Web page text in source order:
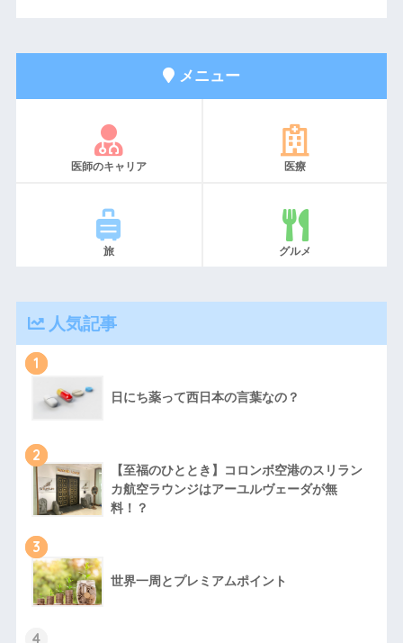
メニュー
医師のキャリア 医療
旅 グルメ
人気記事
1
日にち薬って西日本の言葉なの？
2
【至福のひととき】コロンボ空港のスリラン
カ航空ラウンジはアーユルヴェーダが無
料！？
3
世界一周とプレミアムポイント
4